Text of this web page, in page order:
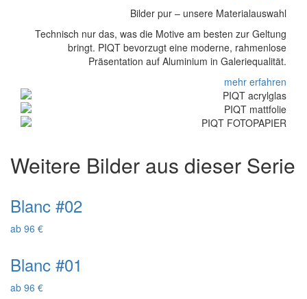
Bilder pur – unsere Materialauswahl
Technisch nur das, was die Motive am besten zur Geltung
bringt. PIQT bevorzugt eine moderne, rahmenlose
Präsentation auf Aluminium in Galeriequalität.
mehr erfahren
Weitere Bilder aus dieser Serie
Blanc #02
ab 96 €
Blanc #01
ab 96 €